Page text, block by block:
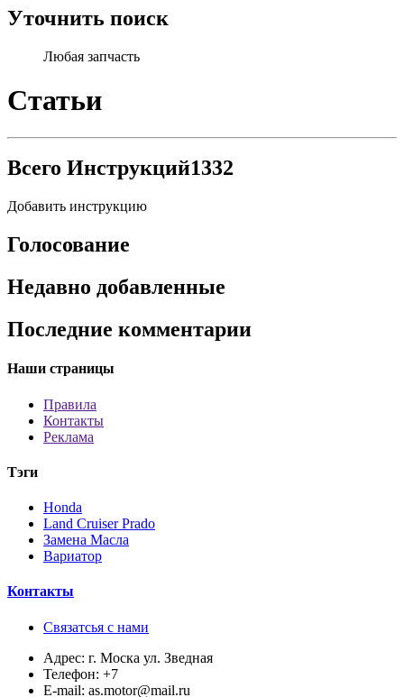
Уточнить поиск
Любая запчасть
Статьи
Всего Инструкций1332
Добавить инструкцию
Голосование
Недавно добавленные
Последние комментарии
Наши страницы
Правила
Контакты
Реклама
Тэги
Honda
Land Cruiser Prado
Замена Масла
Вариатор
Контакты
Связатсья с нами
Адрес: г. Моска ул. Зведная
Телефон: +7
E-mail: as.motor@mail.ru